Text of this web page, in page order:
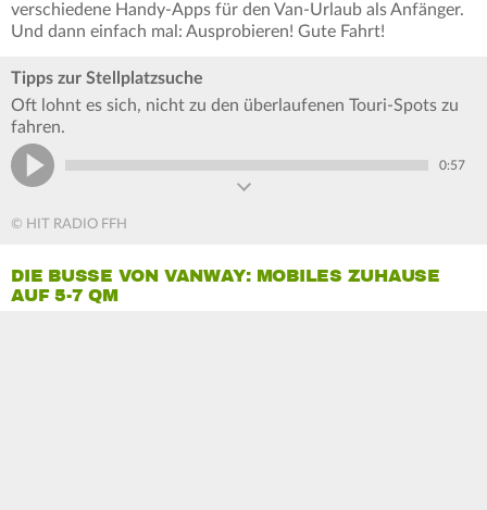
verschiedene Handy-Apps für den Van-Urlaub als Anfänger.
Und dann einfach mal: Ausprobieren! Gute Fahrt!
Tipps zur Stellplatzsuche
Oft lohnt es sich, nicht zu den überlaufenen Touri-Spots zu
fahren.
0:57
© HIT RADIO FFH
DIE BUSSE VON VANWAY: MOBILES ZUHAUSE
AUF 5-7 QM